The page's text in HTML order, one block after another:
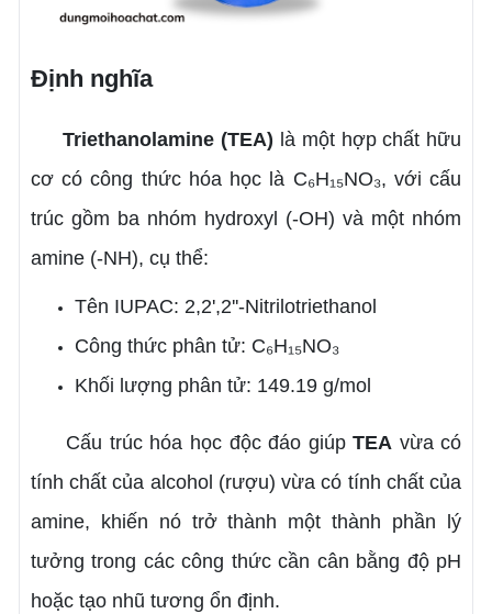
Định nghĩa
Triethanolamine (TEA) là một hợp chất hữu
cơ có công thức hóa học là C₆H₁₅NO₃, với cấu
trúc gồm ba nhóm hydroxyl (-OH) và một nhóm
amine (-NH), cụ thể:
Tên IUPAC: 2,2',2''-Nitrilotriethanol
Công thức phân tử: C₆H₁₅NO₃
Khối lượng phân tử: 149.19 g/mol
Cấu trúc hóa học độc đáo giúpTEA vừa có
tính chất của alcohol (rượu) vừa có tính chất của
amine, khiến nó trở thành một thành phần lý
tưởng trong các công thức cần cân bằng độ pH
hoặc tạo nhũ tương ổn định.